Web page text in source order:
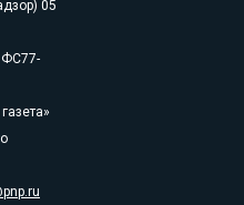
05
ФС77-